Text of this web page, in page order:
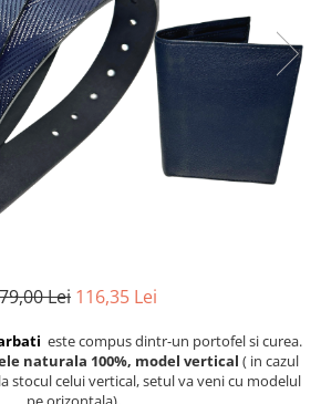
si curea
si gradinite
Lei 116,35 Lei
este compus dintr-un portofel si curea.
naturala 100%, model vertical ( in cazul
stocul celui vertical, setul va veni cu modelul